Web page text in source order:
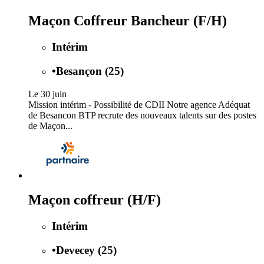
Maçon Coffreur Bancheur (F/H)
Intérim
•Besançon (25)
Le 30 juin
Mission intérim - Possibilité de CDII Notre agence Adéquat
de Besancon BTP recrute des nouveaux talents sur des postes
de Maçon...
Maçon coffreur (H/F)
Intérim
•Devecey (25)